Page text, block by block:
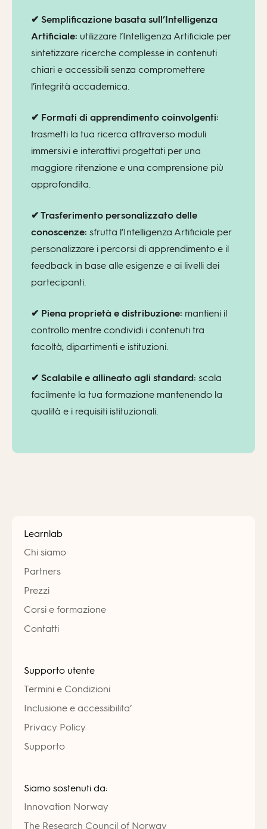
✔ Semplificazione basata sull’Intelligenza
Artificiale: utilizzare l’Intelligenza Artificiale per
sintetizzare ricerche complesse in contenuti
chiari e accessibili senza compromettere
l’integrità accademica.
✔ Formati di apprendimento coinvolgenti:
trasmetti la tua ricerca attraverso moduli
immersivi e interattivi progettati per una
maggiore ritenzione e una comprensione più
approfondita.
✔ Trasferimento personalizzato delle
conoscenze: sfrutta l’Intelligenza Artificiale per
personalizzare i percorsi di apprendimento e il
feedback in base alle esigenze e ai livelli dei
partecipanti.
✔ Piena proprietà e distribuzione: mantieni il
controllo mentre condividi i contenuti tra
facoltà, dipartimenti e istituzioni.
✔ Scalabile e allineato agli standard: scala
facilmente la tua formazione mantenendo la
qualità e i requisiti istituzionali.
Learnlab
Chi siamo
Partners
Prezzi
Corsi e formazione
Contatti
Supporto utente
Termini e Condizioni
Inclusione e accessibilita’
Privacy Policy
Supporto
Siamo sostenuti da:
Innovation Norway
The Research Council of Norway